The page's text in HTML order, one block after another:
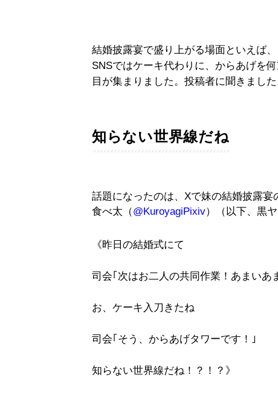
結婚披露宴で盛り上がる場面といえば
SNSではケーキ代わりに、からあげを
目が集まりました。投稿者に聞きました
知らない世界線だね
話題になったのは、Xで妹の結婚披露
食べ太（@KuroyagiPixiv）（以下、黒
《昨日の結婚式にて
司会｢次はお二人の共同作業！あまい
お、ケーキ入刀きたね
司会｢そう、からあげタワーです！｣
知らない世界線だね！？！？》